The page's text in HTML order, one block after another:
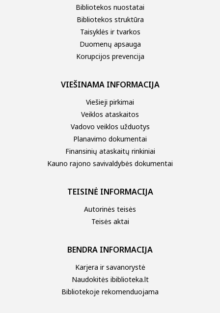
Bibliotekos nuostatai
Bibliotekos struktūra
Taisyklės ir tvarkos
Duomenų apsauga
Korupcijos prevencija
VIEŠINAMA INFORMACIJA
Viešieji pirkimai
Veiklos ataskaitos
Vadovo veiklos užduotys
Planavimo dokumentai
Finansinių ataskaitų rinkiniai
Kauno rajono savivaldybės dokumentai
TEISINĖ INFORMACIJA
Autorinės teisės
Teisės aktai
BENDRA INFORMACIJA
Karjera ir savanorystė
Naudokitės ibiblioteka.lt
Bibliotekoje rekomenduojama